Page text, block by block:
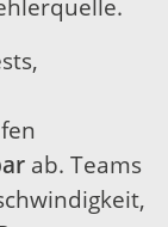
ab. Teams